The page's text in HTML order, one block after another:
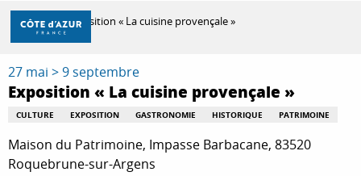
Aller
contenu
principal
DÉCOUVRIR
À FAIRE
Accueil Exposition « La cuisine provençale »
27 mai > 9 septembre
Exposition « La cuisine provençale »
CULTURE EXPOSITION GASTRONOMIE HISTORIQUE PATRIMOINE
Maison du Patrimoine, Impasse Barbacane, 83520
Roquebrune-sur-Argens